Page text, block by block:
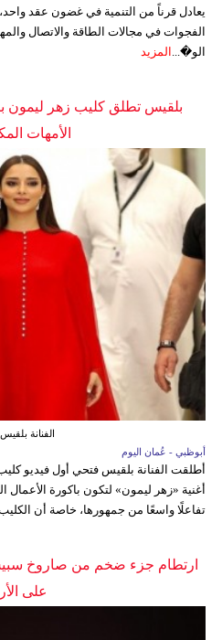
يعادل قرناً من التنمية في غضون عقد
الفجوات في مجالات الطاقة والاتصال
الو�... المزيد
بلقيس تطلق كليب زهر ليمون
الأمهات
الفنانة
أبوظبي - عُمان اليوم
أطلقت الفنانة بلقيس فتحي أول فيديو كليب
أغنية «زهر ليمون» لتكون باكورة
تفاعلًا واسعًا من جمهورها، خاصة أن
ارتطام جزء ضخم من صاروخ
على